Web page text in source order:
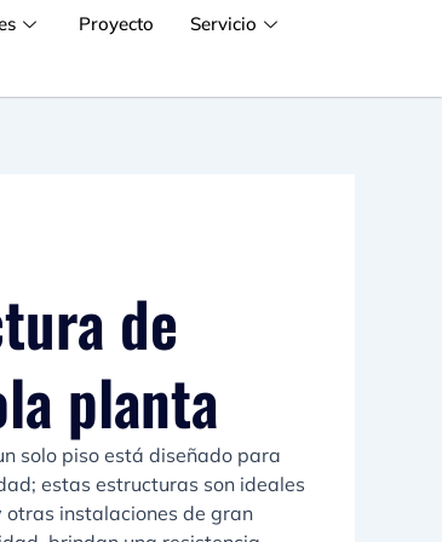
Proyecto Servicio
de
planta
solo piso está diseñado para
estas estructuras son ideales
instalaciones de gran